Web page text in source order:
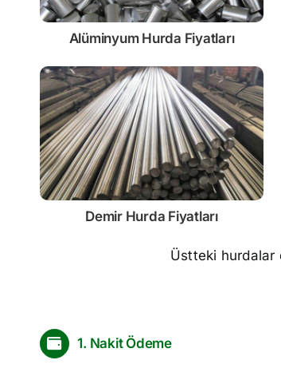
Alüminyum Hurda Fiyatları
Demir Hurda Fiyatları
Üstteki hurdalar
1. Nakit Ödeme